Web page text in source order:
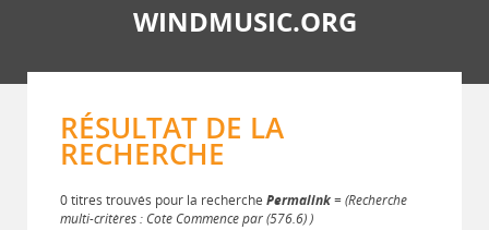
WINDMUSIC.ORG
RÉSULTAT DE LA
RECHERCHE
0 titres trouvés pour la recherche Permalink= (Recherche
multi-critères : Cote Commence par (576.6) )